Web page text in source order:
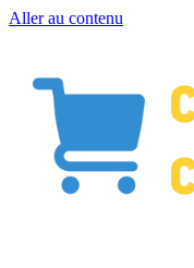
Aller au contenu